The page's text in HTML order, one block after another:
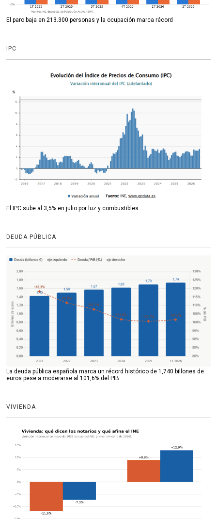
El paro baja en 213.300 personas y la ocupación marca récord
IPC
El IPC sube al 3,5% en julio por luz y combustibles
DEUDA PÚBLICA
La deuda pública española marca un récord histórico de 1,740 billones de
euros pese a moderarse al 101,6% del PIB
VIVIENDA